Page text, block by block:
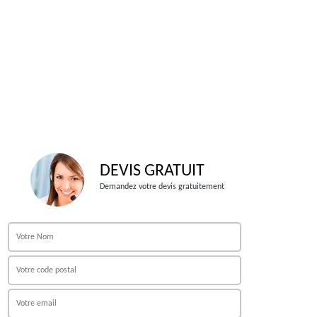
DEVIS GRATUIT
Demandez votre devis gratuitement